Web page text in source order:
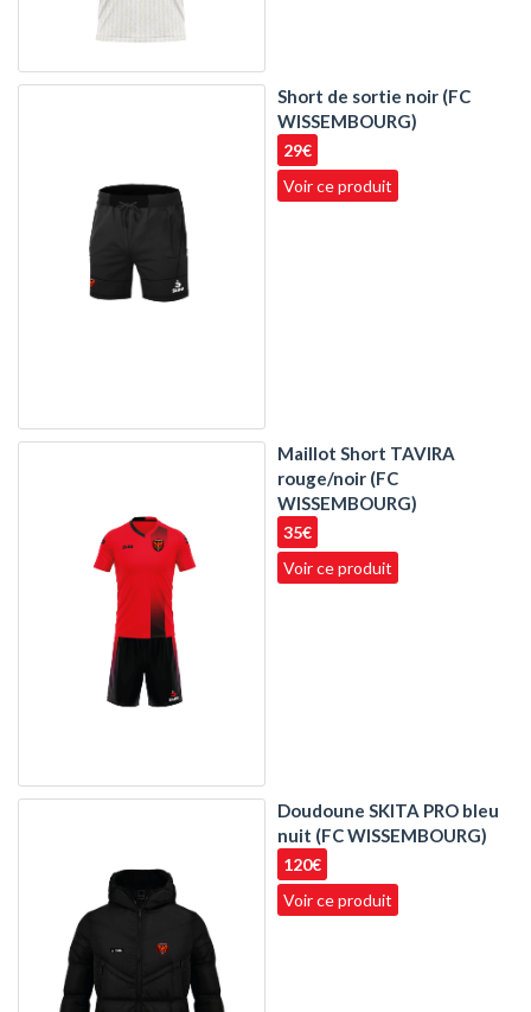
Short de sortie noir (FC
WISSEMBOURG)
29€
Voir ce produit
Maillot Short TAVIRA
rouge/noir (FC
WISSEMBOURG)
35€
Voir ce produit
Doudoune SKITA PRO bleu
nuit (FC WISSEMBOURG)
120€
Voir ce produit